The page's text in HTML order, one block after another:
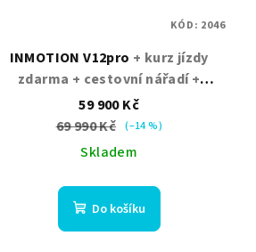
INMOTION V12pro + kurz jízdy
zdarma + cestovní nářadí +
chrániče
59 900 Kč
69 990 Kč (–14 %)
Skladem
Do košíku
KÓD: 2046